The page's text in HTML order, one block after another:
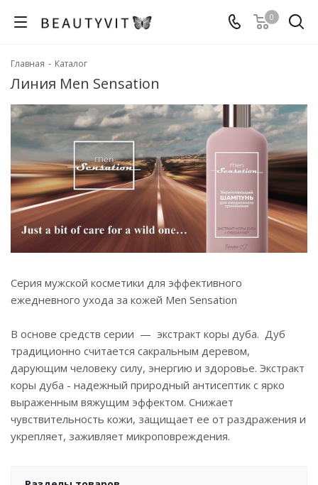
0
Главная - Каталог
Линия Men Sensation
Серия мужской косметики для эффективного
ежедневного ухода за кожей Men Sensation
В основе средств серии — экстракт коры дуба. Дуб
традиционно считается сакральным деревом,
дарующим человеку силу, энергию и здоровье. Экстракт
коры дуба - надежный природный антисептик с ярко
выраженным вяжущим эффектом. Снижает
чувствительность кожи, защищает ее от раздражения и
укрепляет, заживляет микроповреждения.